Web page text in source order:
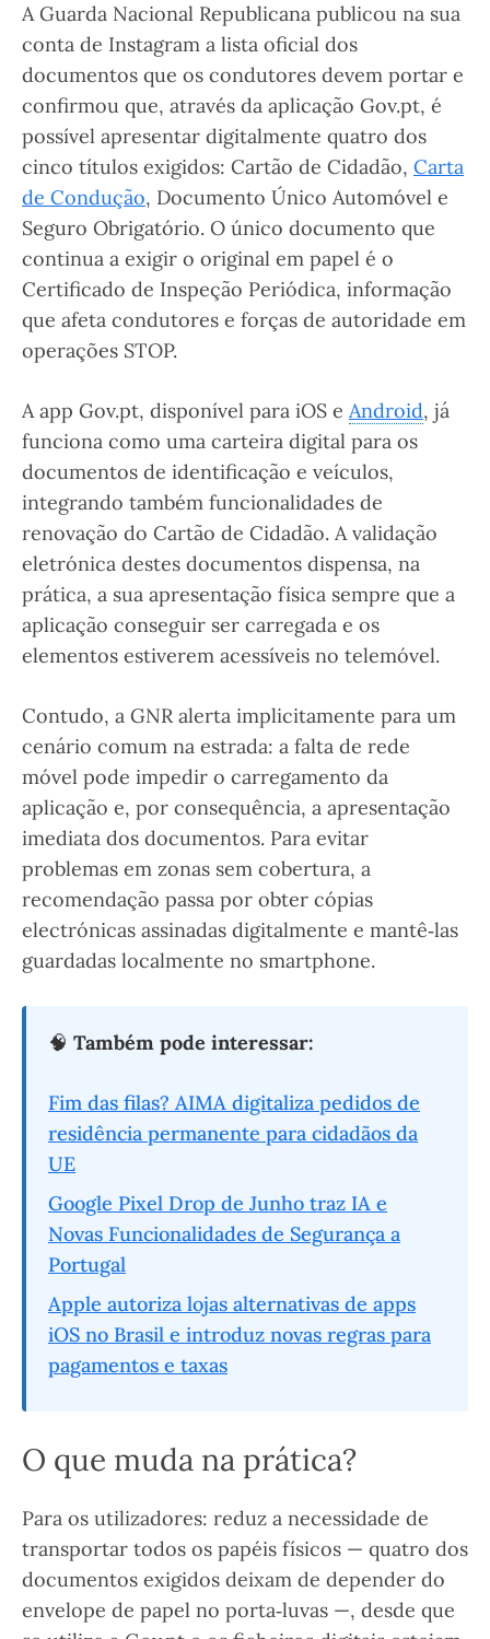
A Guarda Nacional Republicana publicou na sua
conta de Instagram a lista oficial dos
documentos que os condutores devem portar e
confirmou que, através da aplicação Gov.pt, é
possível apresentar digitalmente quatro dos
cinco títulos exigidos: Cartão de Cidadão, Carta
de Condução, Documento Único Automóvel e
Seguro Obrigatório. O único documento que
continua a exigir o original em papel é o
Certificado de Inspeção Periódica, informação
que afeta condutores e forças de autoridade em
operações STOP.
A app Gov.pt, disponível para iOS e Android, já
funciona como uma carteira digital para os
documentos de identificação e veículos,
integrando também funcionalidades de
renovação do Cartão de Cidadão. A validação
eletrónica destes documentos dispensa, na
prática, a sua apresentação física sempre que a
aplicação conseguir ser carregada e os
elementos estiverem acessíveis no telemóvel.
Contudo, a GNR alerta implicitamente para um
cenário comum na estrada: a falta de rede
móvel pode impedir o carregamento da
aplicação e, por consequência, a apresentação
imediata dos documentos. Para evitar
problemas em zonas sem cobertura, a
recomendação passa por obter cópias
electrónicas assinadas digitalmente e mantê‑las
guardadas localmente no smartphone.
🧠 Também pode interessar:
Fim das filas? AIMA digitaliza pedidos de
residência permanente para cidadãos da
UE
Google Pixel Drop de Junho traz IA e
Novas Funcionalidades de Segurança a
Portugal
Apple autoriza lojas alternativas de apps
iOS no Brasil e introduz novas regras para
pagamentos e taxas
O que muda na prática?
Para os utilizadores: reduz a necessidade de
transportar todos os papéis físicos — quatro dos
documentos exigidos deixam de depender do
envelope de papel no porta‑luvas —, desde que